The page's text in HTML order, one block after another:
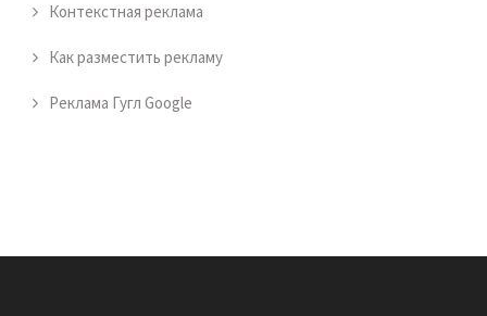
Контекстная реклама
Как разместить рекламу
Реклама Гугл Google